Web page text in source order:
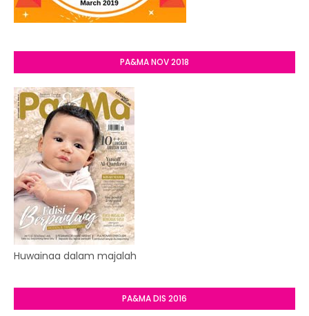
PA&MA NOV 2018
Huwainaa dalam majalah
PA&MA DIS 2016